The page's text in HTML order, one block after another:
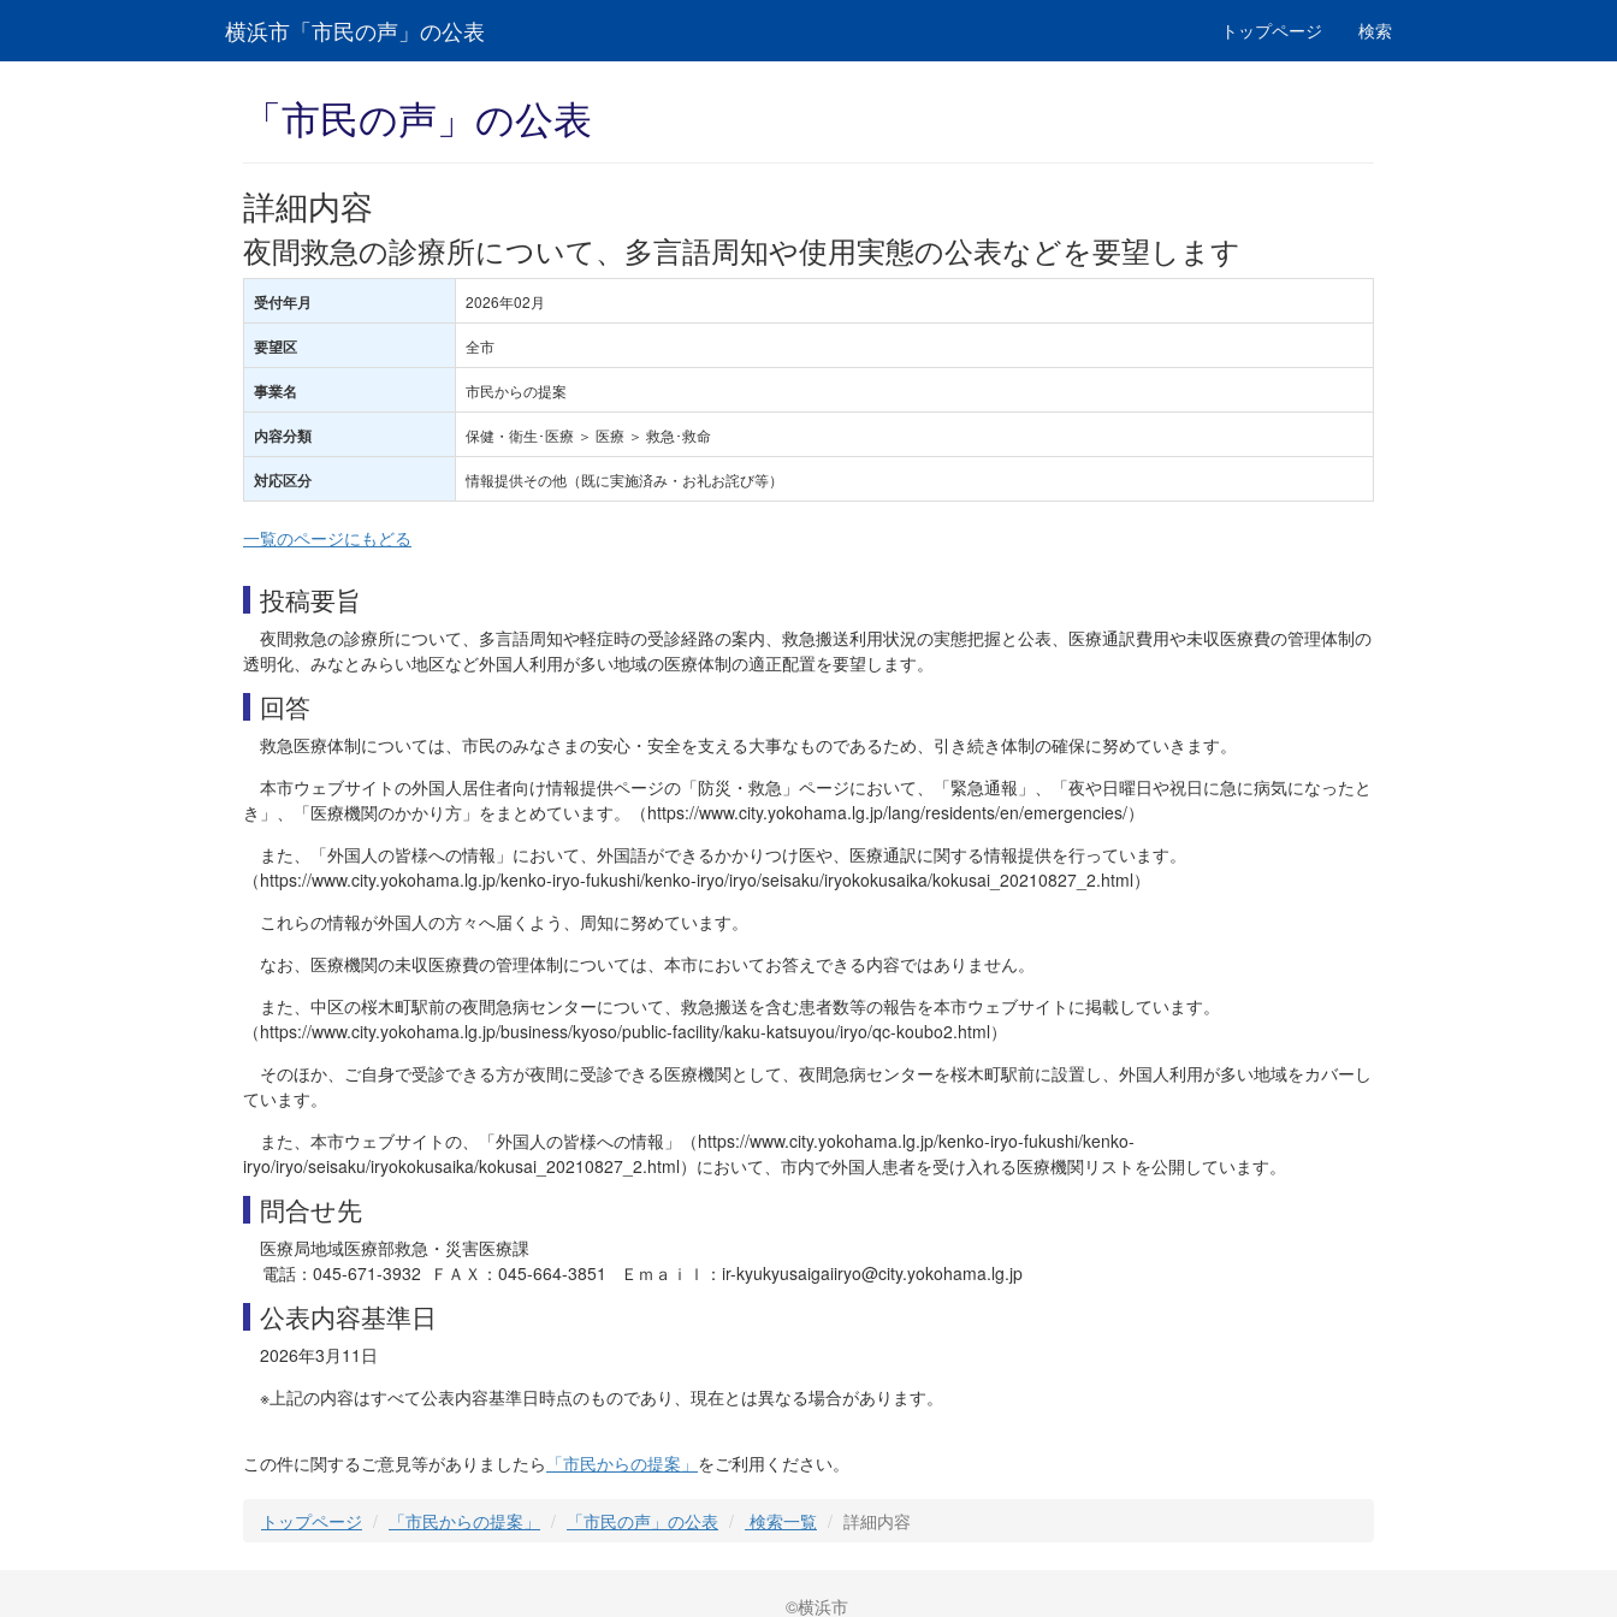
横浜市「市民の声」の公表 トップページ 検索
「市民の声」の公表
詳細内容
夜間救急の診療所について、多言語周知や使用実態の公表などを要望します
受付年月 2026年02月
要望区 全市
事業名 市民からの提案
内容分類 保健・衛生･医療 ＞ 医療 ＞ 救急･救命
対応区分 情報提供その他（既に実施済み・お礼お詫び等）
一覧のページにもどる
投稿要旨
夜間救急の診療所について、多言語周知や軽症時の受診経路の案内、救急搬送利用状況の実態把握と公表、医療通訳費用や未収医療費の管理体制の
透明化、みなとみらい地区など外国人利用が多い地域の医療体制の適正配置を要望します。
回答
救急医療体制については、市民のみなさまの安心・安全を支える大事なものであるため、引き続き体制の確保に努めていきます。
本市ウェブサイトの外国人居住者向け情報提供ページの「防災・救急」ページにおいて、「緊急通報」、「夜や日曜日や祝日に急に病気になったと
き」、「医療機関のかかり方」をまとめています。（https://www.city.yokohama.lg.jp/lang/residents/en/emergencies/）
また、「外国人の皆様への情報」において、外国語ができるかかりつけ医や、医療通訳に関する情報提供を行っています。
（https://www.city.yokohama.lg.jp/kenko-iryo-fukushi/kenko-iryo/iryo/seisaku/iryokokusaika/kokusai_20210827_2.html）
これらの情報が外国人の方々へ届くよう、周知に努めています。
なお、医療機関の未収医療費の管理体制については、本市においてお答えできる内容ではありません。
また、中区の桜木町駅前の夜間急病センターについて、救急搬送を含む患者数等の報告を本市ウェブサイトに掲載しています。
（https://www.city.yokohama.lg.jp/business/kyoso/public-facility/kaku-katsuyou/iryo/qc-koubo2.html）
そのほか、ご自身で受診できる方が夜間に受診できる医療機関として、夜間急病センターを桜木町駅前に設置し、外国人利用が多い地域をカバーし
ています。
また、本市ウェブサイトの、「外国人の皆様への情報」（https://www.city.yokohama.lg.jp/kenko-iryo-fukushi/kenko-
iryo/iryo/seisaku/iryokokusaika/kokusai_20210827_2.html）において、市内で外国人患者を受け入れる医療機関リストを公開しています。
問合せ先
医療局地域医療部救急・災害医療課
電話：045-671-3932 ＦＡＸ：045-664-3851 Ｅｍａｉｌ：ir-kyukyusaigaiiryo@city.yokohama.lg.jp
公表内容基準日
2026年3月11日
※上記の内容はすべて公表内容基準日時点のものであり、現在とは異なる場合があります。
この件に関するご意見等がありましたら 「市民からの提案」 をご利用ください。
トップページ 「市民からの提案」 「市民の声」の公表 検索一覧 詳細内容
©横浜市